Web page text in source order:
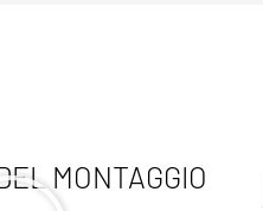
MONTAGGIO